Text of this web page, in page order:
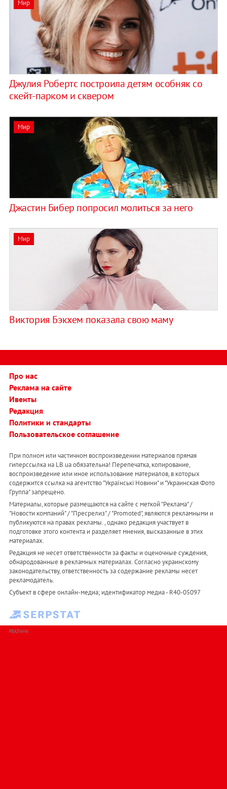
Мир
Джулия Робертс построила детям особняк со
скейт-парком и сквером
Мир
Джастин Бибер попросил молиться за него
Мир
Виктория Бэкхем показала свою маму
Про нас
Реклама на сайте
Ивенты
Редакция
Политики и стандарты
Пользовательское соглашение
При полном или частичном воспроизведении материалов прямая
гиперссылка на LB.ua обязательна! Перепечатка, копирование,
воспроизведение или иное использование материалов, в которых
содержится ссылка на агентство "Українськi Новини" и "Украинская Фото
Группа" запрещено.
Материалы, которые размещаются на сайте с меткой "Реклама" /
"Новости компаний" / "Пресрелиз" / "Promoted", являются рекламными и
публикуются на правах рекламы. , однако редакция участвует в
подготовке этого контента и разделяет мнения, высказанные в этих
материалах.
Редакция не несет ответственности за факты и оценочные суждения,
обнародованные в рекламных материалах. Согласно украинскому
законодательству, ответственность за содержание рекламы несет
рекламодатель.
Субъект в сфере онлайн-медиа; идентификатор медиа - R40-05097
РЕКЛАМА